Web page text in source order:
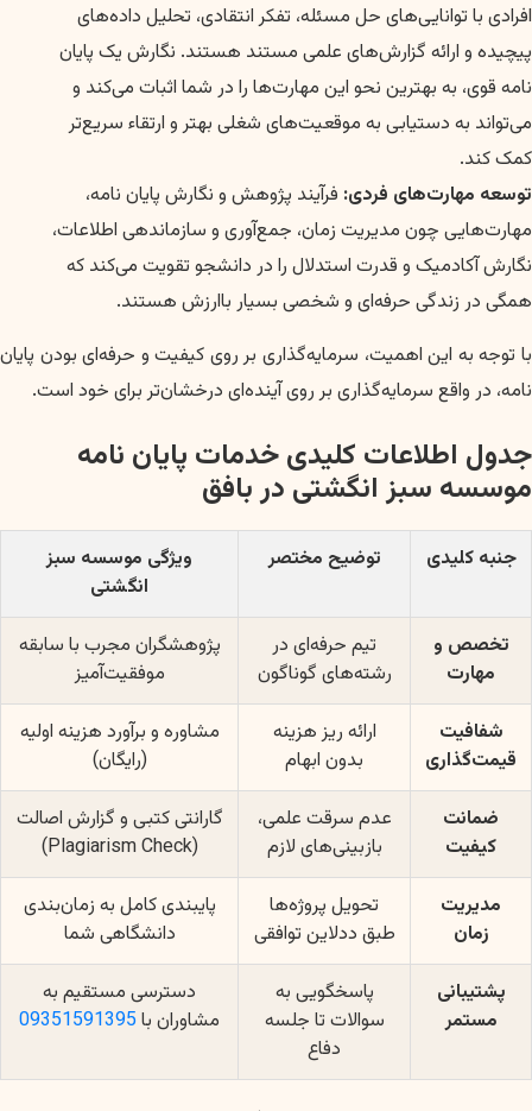
افرادی با توانایی‌های حل مسئله، تفکر انتقادی، تحلیل داده‌های
پیچیده و ارائه گزارش‌های علمی مستند هستند. نگارش یک پایان
نامه قوی، به بهترین نحو این مهارت‌ها را در شما اثبات می‌کند و
می‌تواند به دستیابی به موقعیت‌های شغلی بهتر و ارتقاء سریع‌تر
کمک کند.
توسعه مهارت‌های فردی: فرآیند پژوهش و نگارش پایان نامه،
مهارت‌هایی چون مدیریت زمان، جمع‌آوری و سازماندهی اطلاعات،
نگارش آکادمیک و قدرت استدلال را در دانشجو تقویت می‌کند که
همگی در زندگی حرفه‌ای و شخصی بسیار باارزش هستند.
با توجه به این اهمیت، سرمایه‌گذاری بر روی کیفیت و حرفه‌ای بودن پایان
نامه، در واقع سرمایه‌گذاری بر روی آینده‌ای درخشان‌تر برای خود است.
جدول اطلاعات کلیدی خدمات پایان نامه
موسسه سبز انگشتی در بافق
جنبه کلیدی توضیح مختصر
ویژگی موسسه سبز
انگشتی
تخصص و
مهارت
تیم حرفه‌ای در
رشته‌های گوناگون
پژوهشگران مجرب با سابقه
موفقیت‌آمیز
شفافیت
قیمت‌گذاری
ارائه ریز هزینه
بدون ابهام
مشاوره و برآورد هزینه اولیه
(رایگان)
ضمانت
کیفیت
عدم سرقت علمی،
بازبینی‌های لازم
گارانتی کتبی و گزارش اصالت
(Plagiarism Check)
مدیریت
زمان
تحویل پروژه‌ها
طبق ددلاین توافقی
پایبندی کامل به زمان‌بندی
دانشگاهی شما
پشتیبانی
مستمر
پاسخگویی به
سوالات تا جلسه
دفاع
دسترسی مستقیم به
مشاوران با09351591395